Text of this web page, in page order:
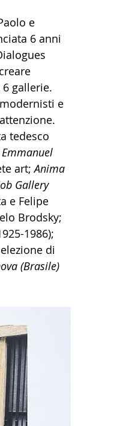
e
6 anni
gallerie.
e
tedesco
art; Anima
Gallery
e Felipe
Brodsky;
1986);
di
(Brasile)